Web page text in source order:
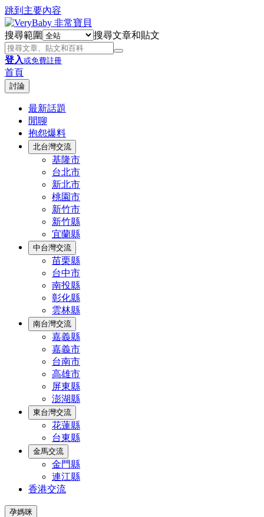
跳到主要內容
搜尋範圍 搜尋文章和貼文
登入或免費註冊
首頁
討論
最新話題
閒聊
抱怨爆料
北台灣交流
基隆市
台北市
新北市
桃園市
新竹市
新竹縣
宜蘭縣
中台灣交流
苗栗縣
台中市
南投縣
彰化縣
雲林縣
南台灣交流
嘉義縣
嘉義市
台南市
高雄市
屏東縣
澎湖縣
東台灣交流
花蓮縣
台東縣
金馬交流
金門縣
連江縣
香港交流
孕媽咪